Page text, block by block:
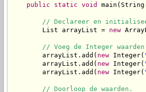
public static void
// Declareer en
        List arrayList =
new
// Voeg de Integer
        arrayList.add(
new Integer(
        arrayList.add(
new Integer(
        arrayList.add(
new Integer(
// Doorloop de waarden.